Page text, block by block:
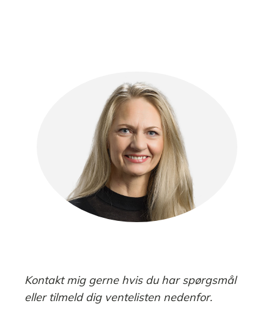
Kontakt mig gerne hvis du har spørgsmål
eller tilmeld dig ventelisten nedenfor.